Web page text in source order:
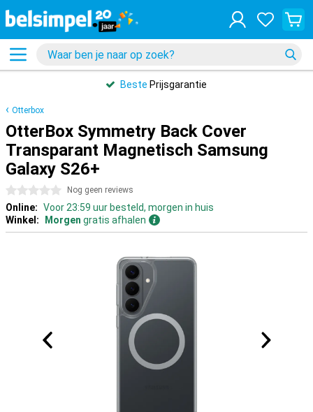
Beste Prijsgarantie
Otterbox
OtterBox Symmetry Back Cover
Transparant Magnetisch Samsung
Galaxy S26+
0 sterren Nog geen reviews
Online: Voor 23:59 uur besteld, morgen in huis
Winkel:
Morgen gratis afhalen